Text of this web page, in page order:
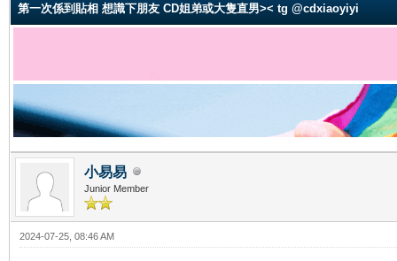
第一次係到貼相 想識下朋友 CD姐弟或大隻直男>< tg @cdxiaoyiyi
小易易
Junior Member
2024-07-25, 08:46 AM